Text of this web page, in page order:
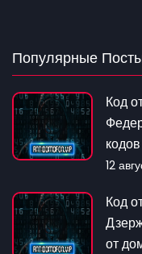
Популярные
Код
12
Код
от